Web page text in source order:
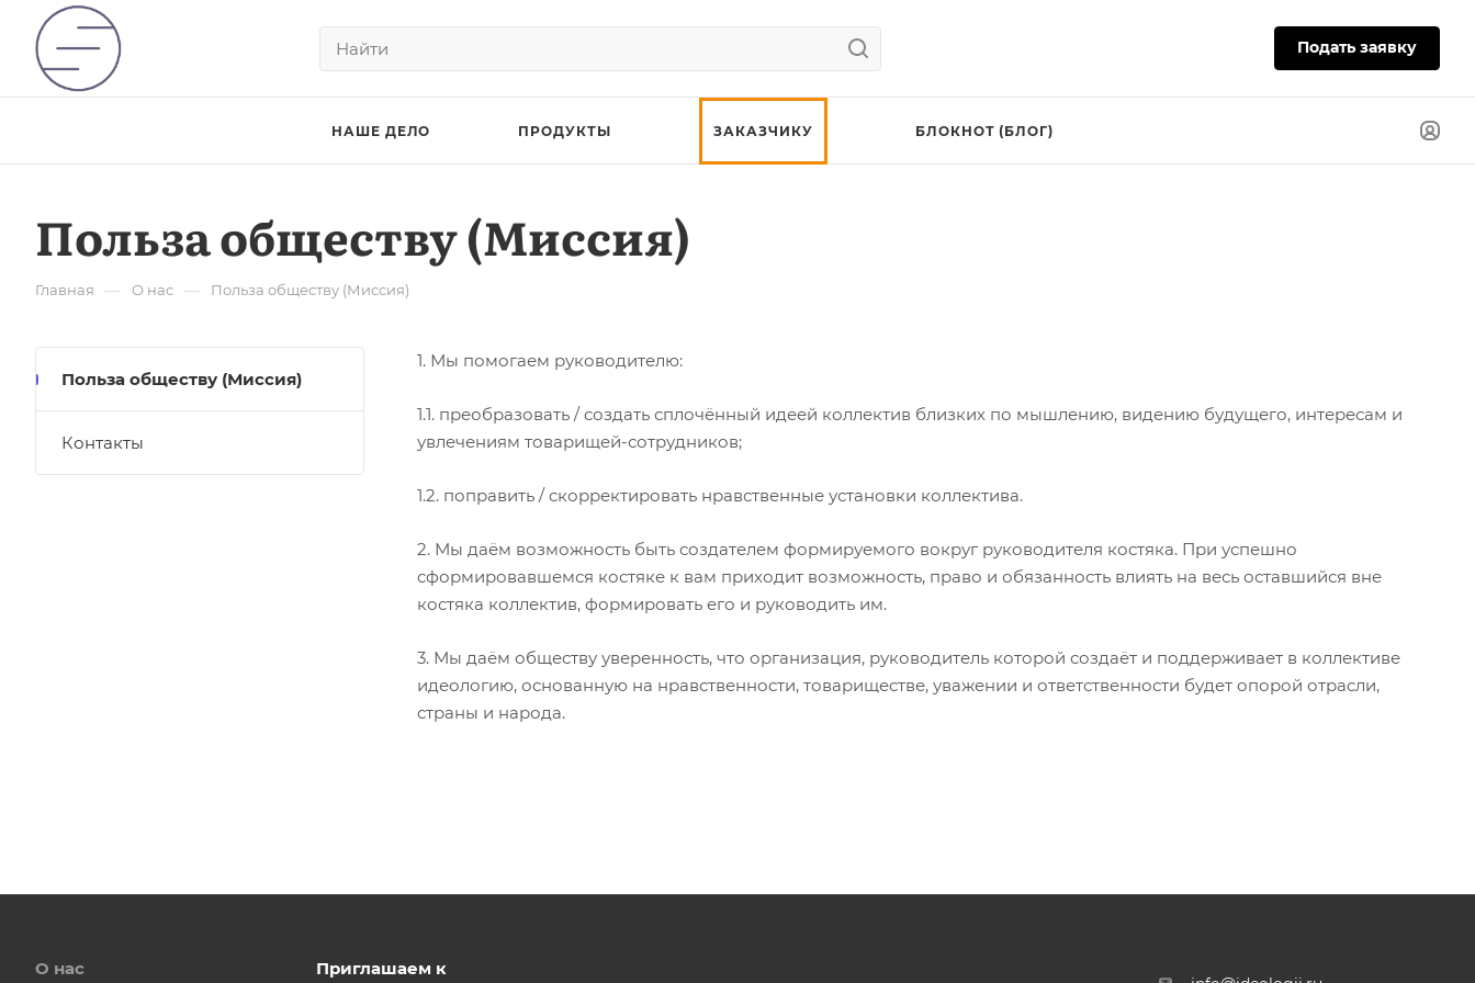
Подать заявку
НАШЕ ДЕЛО ПРОДУКТЫ ЗАКАЗЧИКУ БЛОКНОТ (БЛОГ)
Польза обществу (Миссия)
Главная — О нас — Польза обществу (Миссия)
1. Мы помогаем руководителю:
1.1. преобразовать / создать сплочённый идеей коллектив близких по мышлению, видению будущего, интересам и
увлечениям товарищей-сотрудников;
1.2. поправить / скорректировать нравственные установки коллектива.
2. Мы даём возможность быть создателем формируемого вокруг руководителя костяка. При успешно
сформировавшемся костяке к вам приходит возможность, право и обязанность влиять на весь оставшийся вне
костяка коллектив, формировать его и руководить им.
3. Мы даём обществу уверенность, что организация, руководитель которой создаёт и поддерживает в коллективе
идеологию, основанную на нравственности, товариществе, уважении и ответственности будет опорой отрасли,
страны и народа.
Польза обществу (Миссия)
Контакты
О нас
Приглашаем к